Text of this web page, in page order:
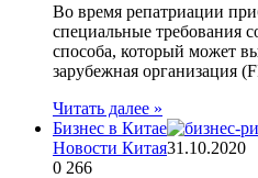
Во время репатриации
специальные требования
способа, который может
зарубежная организация
Читать далее »
Бизнес в Китае
Новости Китая31.10.2020
0 266